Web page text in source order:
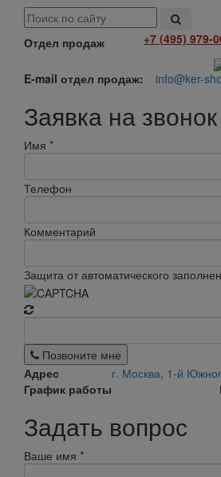
Отдел продаж +7 (495) 979-
E-mail отдел продаж: info@ker-
Заявка на звонок
Имя *
Телефон
Комментарий
Защита от автоматического
Позвоните мне
Адрес
г. Москва, 1-й
График работы
Задать вопрос
Ваше имя *